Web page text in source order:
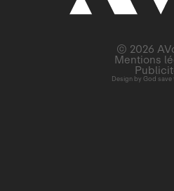
Design by God save
© 2026
Mentions